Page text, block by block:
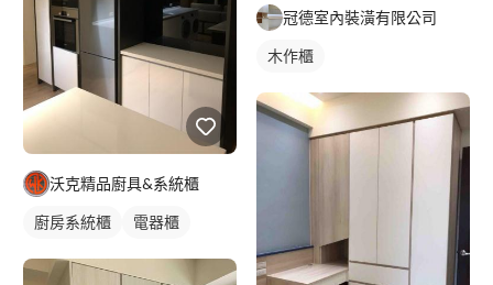
沃克精品廚具&系統櫃
廚房系統櫃 電器櫃
冠德室內裝潢有限公司
木作櫃